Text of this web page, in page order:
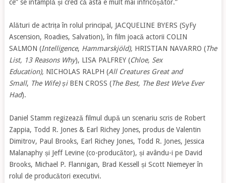
ce” se întâmplă și cred că asta e mult mai înfricoșător.”
Alături de actrița în rolul principal, JACQUELINE BYERS (SyFy
Ascension, Roadies, Salvation), în film joacă actorii COLIN
SALMON (Intelligence, Hammarskjöld), HRISTIAN NAVARRO (The
List, 13 Reasons Why), LISA PALFREY (Chloe, Sex
Education), NICHOLAS RALPH (All Creatures Great and
Small, The Wife) și BEN CROSS (The Best, The Best We’ve Ever
Had).
Daniel Stamm regizează filmul după un scenariu scris de Robert
Zappia, Todd R. Jones & Earl Richey Jones, produs de Valentin
Dimitrov, Paul Brooks, Earl Richey Jones, Todd R. Jones, Jessica
Malanaphy și Jeff Levine (co-producător), și avându-i pe David
Brooks, Michael P. Flannigan, Brad Kessell și Scott Niemeyer în
rolul de producători executivi.